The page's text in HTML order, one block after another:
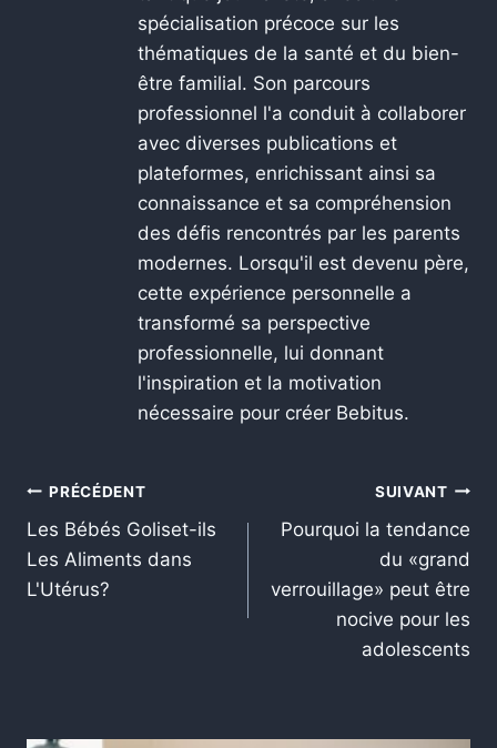
spécialisation précoce sur les
thématiques de la santé et du bien-
être familial. Son parcours
professionnel l'a conduit à collaborer
avec diverses publications et
plateformes, enrichissant ainsi sa
connaissance et sa compréhension
des défis rencontrés par les parents
modernes. Lorsqu'il est devenu père,
cette expérience personnelle a
transformé sa perspective
professionnelle, lui donnant
l'inspiration et la motivation
nécessaire pour créer Bebitus.
PRÉCÉDENT
Les Bébés Goliset-ils
Les Aliments dans
L'Utérus?
SUIVANT
Pourquoi la tendance
du «grand
verrouillage» peut être
nocive pour les
adolescents